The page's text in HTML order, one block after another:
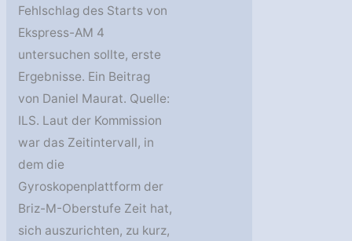
Fehlschlag des Starts von
Ekspress-AM 4
untersuchen sollte, erste
Ergebnisse. Ein Beitrag
von Daniel Maurat. Quelle:
ILS. Laut der Kommission
war das Zeitintervall, in
dem die
Gyroskopenplattform der
Briz-M-Oberstufe Zeit hat,
sich auszurichten, zu kurz,